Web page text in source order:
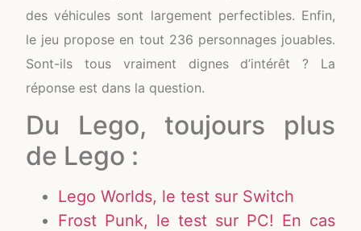
des véhicules sont largement perfectibles. Enfin,
le jeu propose en tout 236 personnages jouables.
Sont-ils tous vraiment dignes d’intérêt ? La
réponse est dans la question.
Du Lego, toujours plus
de Lego :
Lego Worlds, le test sur Switch
Frost Punk, le test sur PC! En cas